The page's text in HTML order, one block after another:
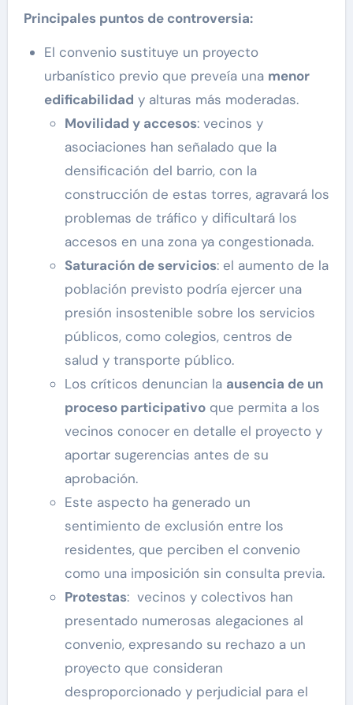
Principales puntos de controversia:
El convenio sustituye un proyecto
urbanístico previo que preveía una menor
edificabilidad y alturas más moderadas.
Movilidad y accesos: vecinos y
asociaciones han señalado que la
densificación del barrio, con la
construcción de estas torres, agravará los
problemas de tráfico y dificultará los
accesos en una zona ya congestionada.
Saturación de servicios: el aumento de la
población previsto podría ejercer una
presión insostenible sobre los servicios
públicos, como colegios, centros de
salud y transporte público.
Los críticos denuncian la ausencia de un
proceso participativoque permita a los
vecinos conocer en detalle el proyecto y
aportar sugerencias antes de su
aprobación.
Este aspecto ha generado un
sentimiento de exclusión entre los
residentes, que perciben el convenio
como una imposición sin consulta previa.
Protestas: vecinos y colectivos han
presentado numerosas alegaciones al
convenio, expresando su rechazo a un
proyecto que consideran
desproporcionado y perjudicial para el